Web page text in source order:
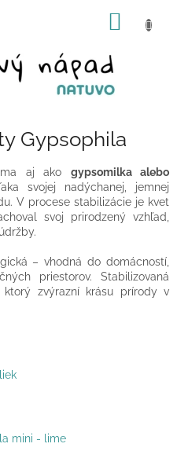
Gypsophila
aj ako gypsomilka alebo
svojej nadýchanej, jemnej
V procese stabilizácie je kvet
svoj prirodzený vzhľad,
– vhodná do domácností,
priestorov. Stabilizovaná
zvýrazní krásu prírody v
mini - lime